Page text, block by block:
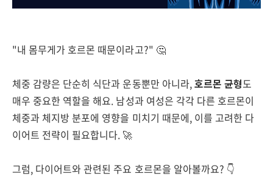
"내 몸무게가 호르몬 때문이라고?" 🤔
체중 감량은 단순히 식단과 운동뿐만 아니라,호르몬 균형도
매우 중요한 역할을 해요. 남성과 여성은 각각 다른 호르몬이
체중과 체지방 분포에 영향을 미치기 때문에, 이를 고려한 다
이어트 전략이 필요합니다. 🚀
그럼, 다이어트와 관련된 주요 호르몬을 알아볼까요? 👇